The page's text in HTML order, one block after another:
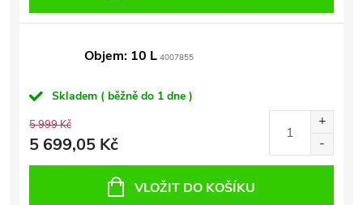
Objem: 10 L 4007855
Skladem ( běžně do 1 dne )
5 999 Kč
5 699,05 Kč
VLOŽIT DO KOŠÍKU